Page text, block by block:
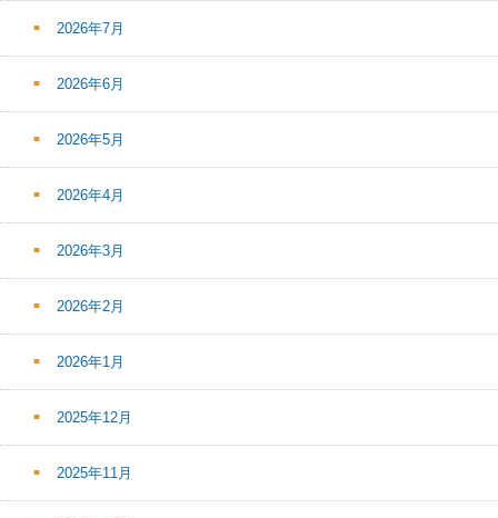
2026年7月
2026年6月
2026年5月
2026年4月
2026年3月
2026年2月
2026年1月
2025年12月
2025年11月